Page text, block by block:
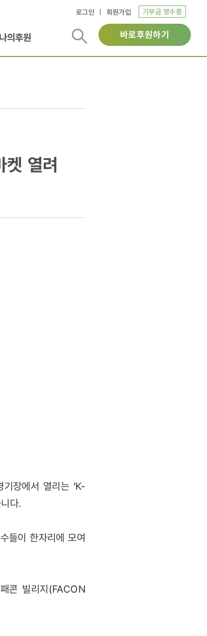
로그인 회원가입 기부금 영수증
나의후원 바로후원하기
열려
장에서 열리는 ‘K-
다.
들이 한자리에 모여
콘 빌리지(FACON